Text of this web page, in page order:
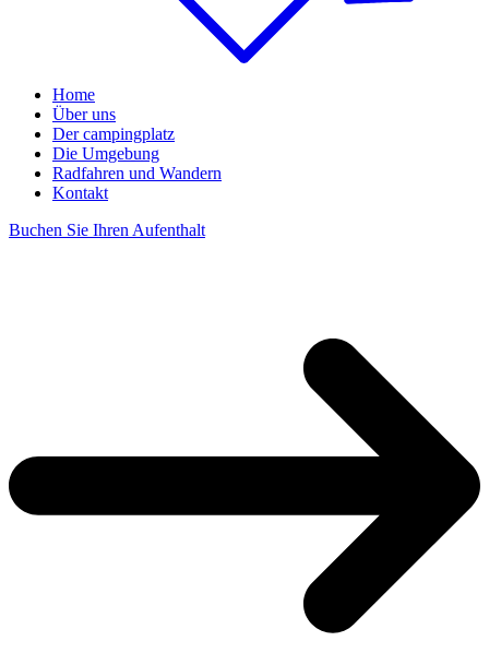
Home
Über uns
Der campingplatz
Die Umgebung
Radfahren und Wandern
Kontakt
Buchen Sie Ihren Aufenthalt